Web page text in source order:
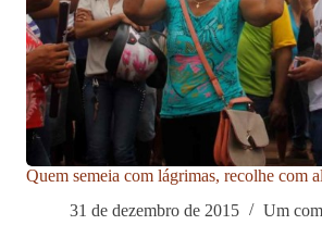
Quem semeia com lágrimas, recolhe com
31 de dezembro de 2015
Um